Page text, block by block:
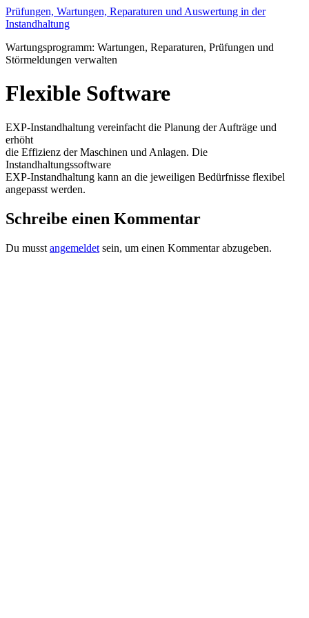
Zum
Inhalt
Prüfungen, Wartungen, Reparaturen und Auswertung in der
Instandhaltung
Wartungsprogramm: Wartungen, Reparaturen, Prüfungen und
Störmeldungen verwalten
Flexible Software
EXP-Instandhaltung vereinfacht die Planung der Aufträge und
erhöht
die Effizienz der Maschinen und Anlagen. Die
Instandhaltungssoftware
EXP-Instandhaltung kann an die jeweiligen Bedürfnisse flexibel
angepasst werden.
Schreibe einen Kommentar
Du musst angemeldet sein, um einen Kommentar abzugeben.